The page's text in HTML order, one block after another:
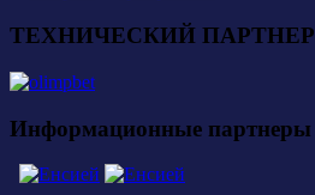
ТЕХНИЧЕСКИЙ ПАРТНЕР
Информационные партнеры